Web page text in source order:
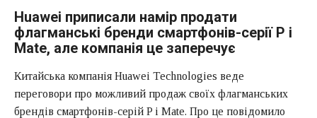
Huawei приписали намір продати
флагманські бренди смартфонів-серії P і
Mate, але компанія це заперечує
Китайська компанія Huawei Technologies веде
переговори про можливий продаж своїх флагманських
брендів смартфонів-серій P і Mate. Про це повідомило